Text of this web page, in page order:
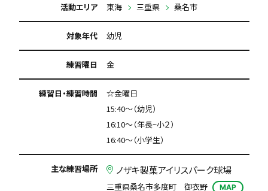
活動エリア 東海 三重県 桑名市
対象年代 幼児
練習曜日 金
練習日・練習時間
☆金曜日
15:40～（幼児）
16:10～（年長~小２）
16:40～（小学生）
主な練習場所 ノザキ製菓アイリスパーク球場
三重県桑名市多度町 御衣野 MAP